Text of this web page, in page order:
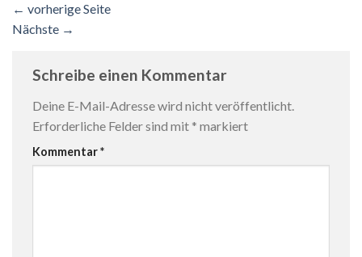
← vorherige Seite
Nächste →
Schreibe einen Kommentar
Deine E-Mail-Adresse wird nicht veröffentlicht.
Erforderliche Felder sind mit * markiert
Kommentar*